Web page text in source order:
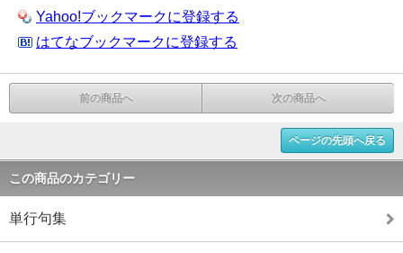
Yahoo!ブックマークに登録する
はてなブックマークに登録する
前の商品へ 次の商品へ
ページの先頭へ戻る
この商品のカテゴリー
単行句集